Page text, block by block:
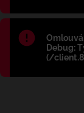
Błąd:
Debug:
(/